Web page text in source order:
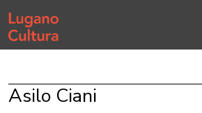
Home page
Asilo Ciani